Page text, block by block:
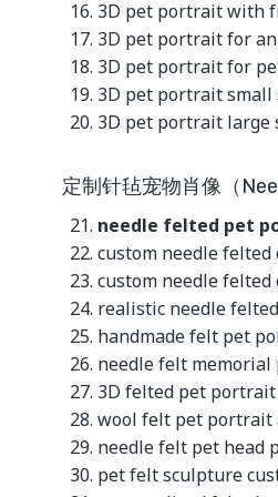
3D pet portrait with
3D pet portrait for
3D pet portrait for
3D pet portrait small
3D pet portrait large
定制针毡宠物肖像（
needle felted pet
custom needle felted
custom needle felted
realistic needle
handmade felt pet
needle felt memorial
3D felted pet
wool felt pet
needle felt pet head
pet felt sculpture